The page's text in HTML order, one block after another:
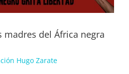
madres del África negra
Hugo Zarate